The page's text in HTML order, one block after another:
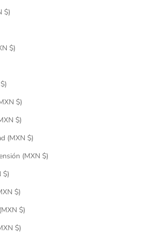
Hungría (MXN $)
Indonesia (MXN $)
Irlanda (MXN $)
Isla Norfolk (MXN $)
Isla de Man (MXN $)
Isla de Navidad (MXN $)
Isla de la Ascensión (MXN $)
Islandia (MXN $)
Islas Aland (MXN $)
Islas Caimán (MXN $)
Islas Cocos (MXN $)